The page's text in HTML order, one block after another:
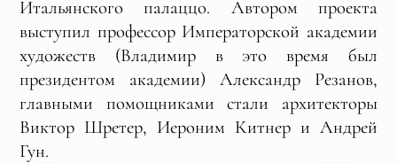
Итальянского палаццо. Автором проекта
выступил профессор Императорской академии
художеств (Владимир в это время был
президентом академии) Александр Резанов,
главными помощниками стали архитекторы
Виктор Шретер, Иероним Китнер и Андрей
Гун.